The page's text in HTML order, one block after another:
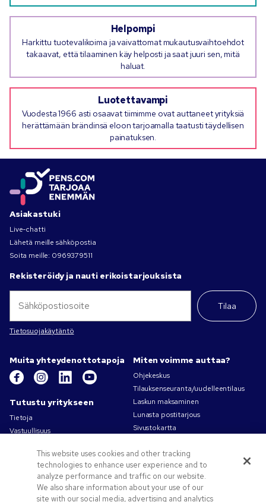
Helpompi
Harkittu tuotevalikoima ja vaivattomat mukautusvaihtoehdot
takaavat, että tilaaminen käy helposti ja saat juuri sen, mitä
haluat.
Luotettavampi
Vuodesta 1966 asti osaavat tiimimme ovat auttaneet yrityksiä
herättämään brändinsä eloon tarjoamalla taatusti täydellisen
painatuksen.
Asiakastuki
Live-chatti
Lähetä meille sähköpostia
Soita meille: 0969379511
Rekisteröidy ja nauti erikoistarjouksista
Tilaa
Tietosuojakäytäntö
Muita yhteydenottotapoja
Tutustu yritykseen
Tietoja
Vastuullisuus
Käyttöehdot
Myyntiehdot
Työpaikat – Pens.com
Miten voimme auttaa?
Ohjekeskus
Tilauksenseuranta/uudelleentilaus
Laskun maksaminen
Lunasta postitarjous
Sivustokartta
This website uses cookies and other tracking
technologies to enhance user experience and to
analyze performance and traffic on our website.
We also share information about your use of our
site with our social media, advertising and analytics